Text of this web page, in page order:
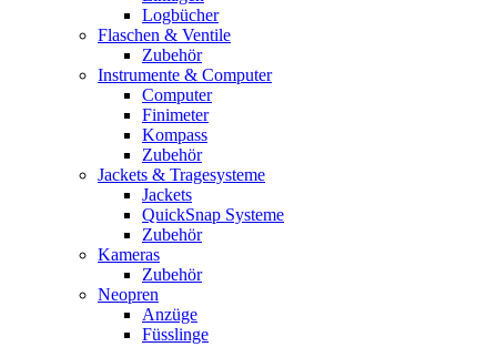
Logbücher
Flaschen & Ventile
Zubehör
Instrumente & Computer
Computer
Finimeter
Kompass
Zubehör
Jackets & Tragesysteme
Jackets
QuickSnap Systeme
Zubehör
Kameras
Zubehör
Neopren
Anzüge
Füsslinge